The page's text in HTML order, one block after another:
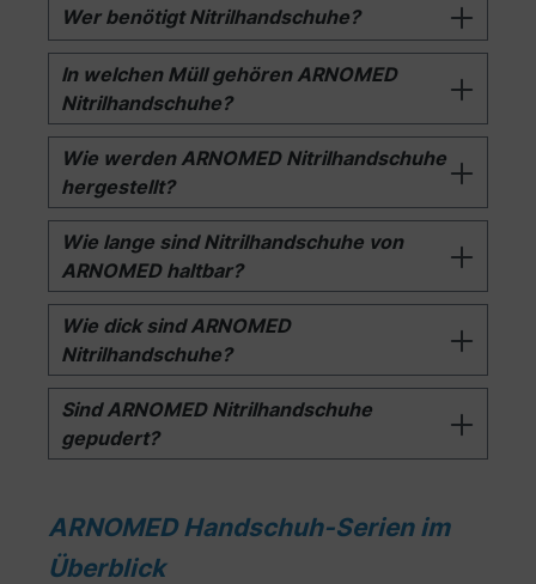
Wer benötigt Nitrilhandschuhe?
In welchen Müll gehören ARNOMED
Nitrilhandschuhe?
Wie werden ARNOMED Nitrilhandschuhe
hergestellt?
Wie lange sind Nitrilhandschuhe von
ARNOMED haltbar?
Wie dick sind ARNOMED
Nitrilhandschuhe?
Sind ARNOMED Nitrilhandschuhe
gepudert?
ARNOMED Handschuh-Serien im
Überblick